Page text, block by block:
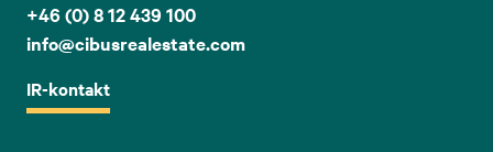
+46 (0) 8 12 439 100
info@cibusrealestate.com
IR-kontakt